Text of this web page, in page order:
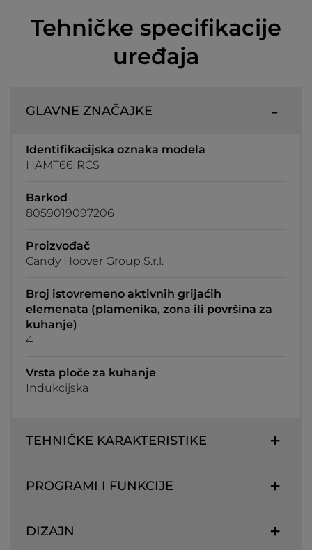
Tehničke specifikacije
uređaja
GLAVNE ZNAČAJKE
Identifikacijska oznaka modela
HAMT66IRCS
Barkod
8059019097206
Proizvođač
Candy Hoover Group S.r.l.
Broj istovremeno aktivnih grijaćih
elemenata (plamenika, zona ili površina za
kuhanje)
4
Vrsta ploče za kuhanje
Indukcijska
TEHNIČKE KARAKTERISTIKE
PROGRAMI I FUNKCIJE
DIZAJN